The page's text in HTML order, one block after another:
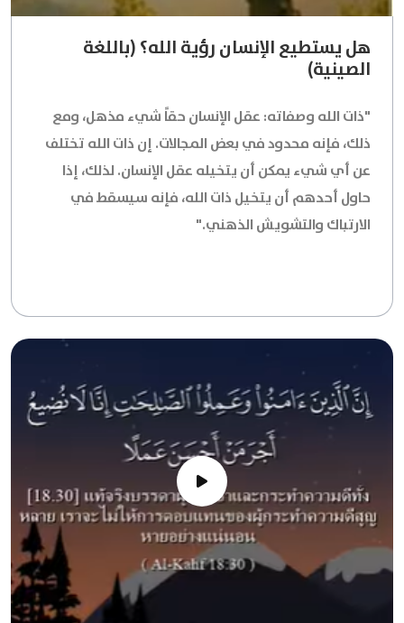
هل يستطيع الإنسان رؤية الله؟ (باللغة
الصينية)
"ذات الله وصفاته: عقل الإنسان حقاً شيء مذهل، ومع
ذلك، فإنه محدود في بعض المجالات. إن ذات الله تختلف
عن أي شيء يمكن أن يتخيله عقل الإنسان. لذلك، إذا
حاول أحدهم أن يتخيل ذات الله، فإنه سيسقط في
الارتباك والتشويش الذهني."